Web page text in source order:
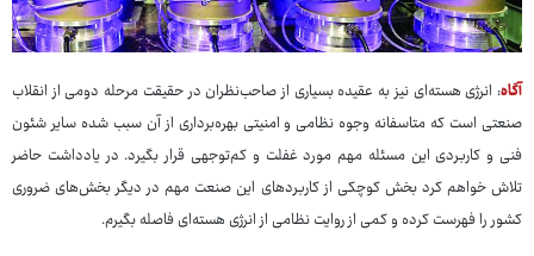
آگاه: انرژی هسته‌ای نیز به عقیده بسیاری از صاحب‌نظران در حقیقت مرحله دومی از انقلاب
صنعتی است که متاسفانه وجوه نظامی و امنیتی بهره‌برداری از آن سبب شده سایر شئون
فنی و کاربردی این مسئله مهم مورد غفلت و کم‌توجهی قرار بگیرد. در یادداشت حاضر
تلاش خواهم کرد بخش کوچکی از کاربردهای این صنعت مهم در دیگر بخش‌های ضروری
کشور را فهرست کرده و کمی از روایت نظامی از انرژی هسته‌ای فاصله بگیرم.